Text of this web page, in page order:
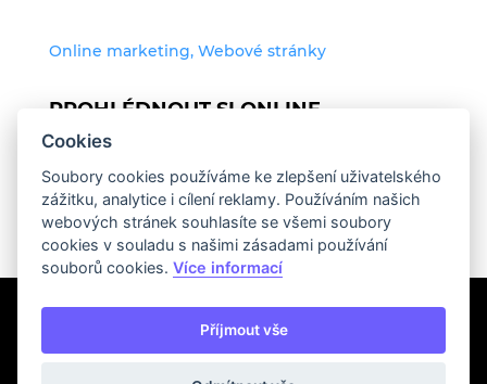
Online marketing, Webové stránky
PROHLÉDNOUT SI ONLINE
http://www.trekbikes.cz
Cookies
Soubory cookies používáme ke zlepšení uživatelského
zážitku, analytice i cílení reklamy. Používáním našich
webových stránek souhlasíte se všemi soubory
cookies v souladu s našimi zásadami používání
souborů cookies.Více informací
Příjmout vše